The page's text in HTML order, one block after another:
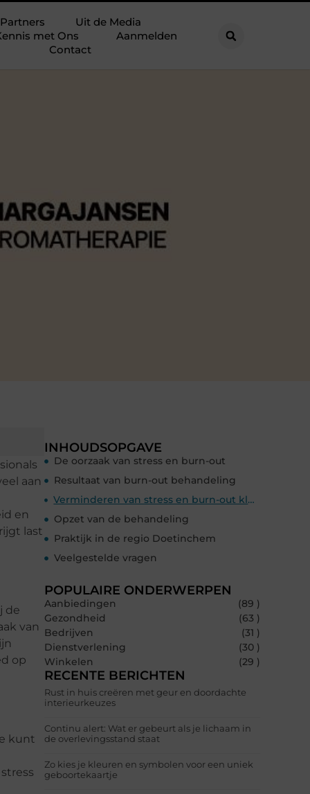
Partners
Uit de Media
met Ons
Aanmelden
Contact
aan
en
last
de
van
op
kunt
INHOUDSOPGAVE
De oorzaak van stress en burn-out
Resultaat van burn-out behandeling
Verminderen van stress en burn-out klachten
Opzet van de behandeling
Praktijk in de regio Doetinchem
Veelgestelde vragen
POPULAIRE ONDERWERPEN
Aanbiedingen
(89 )
Gezondheid
(63 )
Bedrijven
(31 )
Dienstverlening
(30 )
Winkelen
(29 )
RECENTE BERICHTEN
Rust in huis creëren met geur en doordachte
interieurkeuzes
Continu alert: Wat er gebeurt als je lichaam in
de overlevingsstand staat
Zo kies je kleuren en symbolen voor een uniek
geboortekaartje